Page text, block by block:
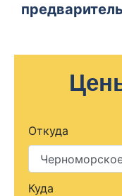
Откуда
Куда